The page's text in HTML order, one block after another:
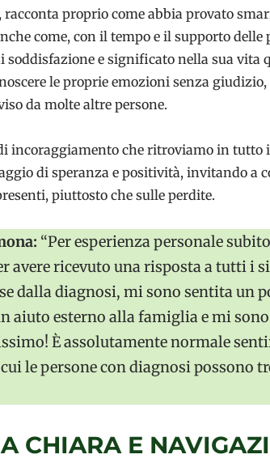
proprio come abbia provato
come, con il tempo e il supporto delle
soddisfazione e significato nella sua vita
le proprie emozioni senza
da molte altre persone.
incoraggiamento che ritroviamo in tutto
di speranza e positività, invitando a
piuttosto che sulle perdite.
“Per esperienza personale
avere ricevuto una risposta a tutti i
dalla diagnosi, mi sono sentita un
aiuto esterno alla famiglia e mi
È assolutamente normale
cui le persone con diagnosi possono
CHIARA E